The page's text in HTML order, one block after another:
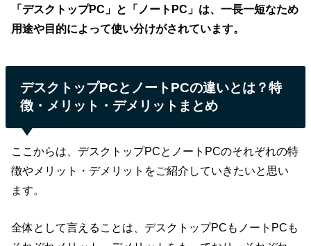
「デスクトップPC」と「ノートPC」は、一長一短なため
用途や目的によって使い分けがされています。
デスクトップPCとノートPCの違いとは？特
徴・メリット・デメリットまとめ
ここからは、デスクトップPCとノートPCのそれぞれの特
徴やメリット・デメリットをご紹介していきたいと思い
ます。
全体として言えることは、デスクトップPCもノートPCも